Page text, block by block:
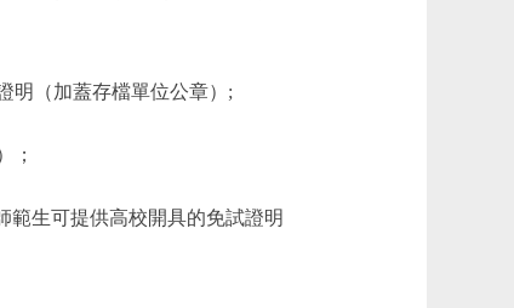
明（加蓋存檔單位公章）;
；
生可提供高校開具的免試證明